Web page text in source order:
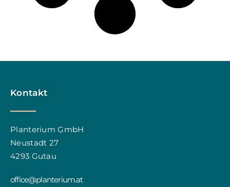
Kontakt
Planterium GmbH
Neustadt 27
4293 Gutau
office@planterium.at